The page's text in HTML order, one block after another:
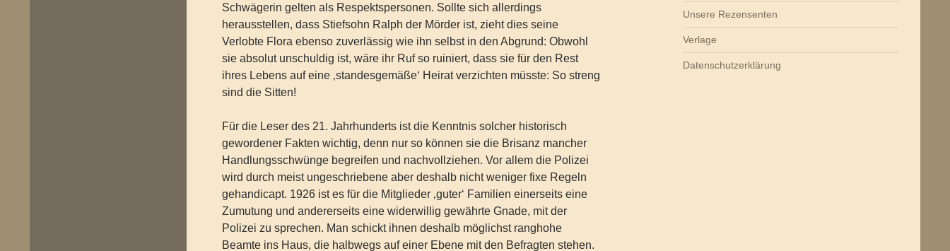
Schwägerin gelten als Respektspersonen. Sollte sich allerdings
herausstellen, dass Stiefsohn Ralph der Mörder ist, zieht dies seine
Verlobte Flora ebenso zuverlässig wie ihn selbst in den Abgrund: Obwohl
sie absolut unschuldig ist, wäre ihr Ruf so ruiniert, dass sie für den Rest
ihres Lebens auf eine ‚standesgemäße‘ Heirat verzichten müsste: So streng
sind die Sitten!
Für die Leser des 21. Jahrhunderts ist die Kenntnis solcher historisch
gewordener Fakten wichtig, denn nur so können sie die Brisanz mancher
Handlungsschwünge begreifen und nachvollziehen. Vor allem die Polizei
wird durch meist ungeschriebene aber deshalb nicht weniger fixe Regeln
gehandicapt. 1926 ist es für die Mitglieder ‚guter‘ Familien einerseits eine
Zumutung und andererseits eine widerwillig gewährte Gnade, mit der
Polizei zu sprechen. Man schickt ihnen deshalb möglichst ranghohe
Beamte ins Haus, die halbwegs auf einer Ebene mit den Befragten stehen.
Unsere Rezensenten
Verlage
Datenschutzerklärung